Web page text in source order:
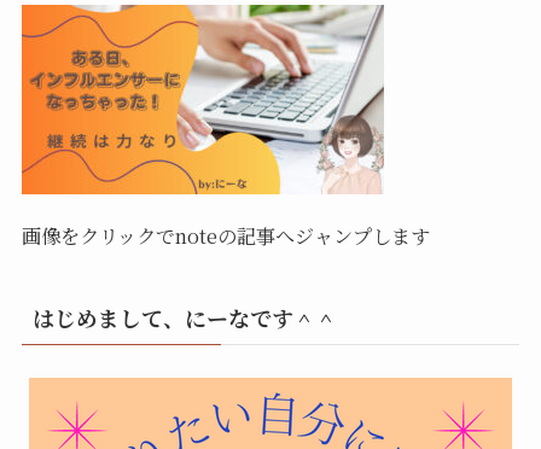
画像をクリックでnoteの記事へジャンプします
はじめまして、にーなです＾＾